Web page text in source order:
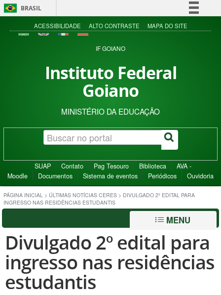
BRASIL
Simplifique!
Acesso à informação
ACESSIBILIDADE ALTO CONTRASTE MAPA DO SITE
IF GOIANO
Instituto Federal
Goiano
MINISTÉRIO DA EDUCAÇÃO
SUAP Contato Pag Tesouro Biblioteca
AVA -
Moodle
Documentos Sistema de eventos Periódicos Ouvidoria
PÁGINA INICIAL > ÚLTIMAS NOTÍCIAS CERES > DIVULGADO 2º EDITAL PARA
INGRESSO NAS RESIDÊNCIAS ESTUDANTIS
MENU
Divulgado 2º edital para
ingresso nas residências
estudantis